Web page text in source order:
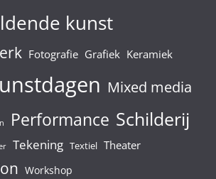
kunst
Fotografie Grafiek Keramiek
Mixed media
Performance Schilderij
Tekening Textiel Theater
Workshop